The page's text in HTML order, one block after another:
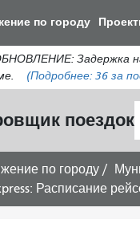
по городу
Задержка на
(Подробнее: 36 за
поездок
по городу
Расписание